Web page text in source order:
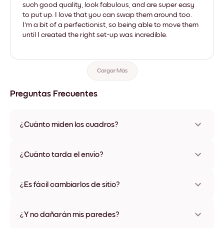
such good quality, look fabulous, and are super easy
to put up. I love that you can swap them around too.
I'm a bit of a perfectionist, so being able to move them
until I created the right set-up was incredible.
Cargar Más
Preguntas Frecuentes
¿Cuánto miden los cuadros?
varios materiales y colores de marco, incluidas opciones sin
¿Cuánto tarda el envío?
disponibles en algunos países. Te enviaremos un número de
¿Es fácil cambiarlos de sitio?
ningún daño
¿Y no dañarán mis paredes?